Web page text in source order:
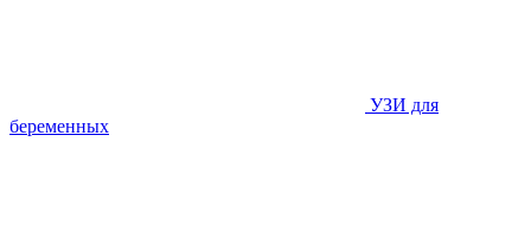
УЗИ для
беременных